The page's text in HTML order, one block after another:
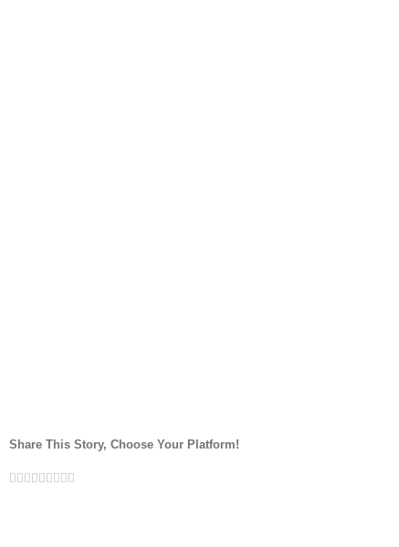
Share This Story, Choose Your Platform!
Facebook
Twitter
LinkedIn
Reddit
Google+
Tumblr
Pinterest
Vk